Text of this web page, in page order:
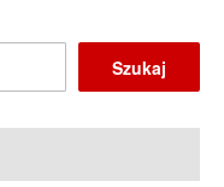
Szukaj